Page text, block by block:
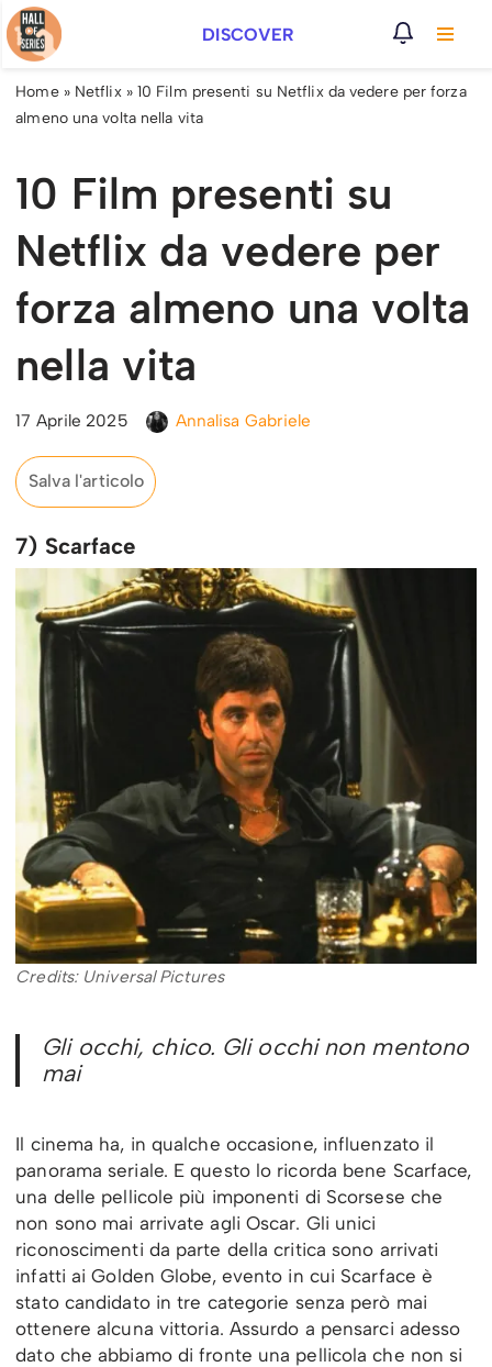
Vai
al
contenuto
DISCOVER
Home» Netflix» 10 Film presenti su Netflix da vedere per forza
almeno una volta nella vita
10 Film presenti su
Netflix da vedere per
forza almeno una volta
nella vita
17 Aprile 2025 Annalisa Gabriele
Salva l'articolo
7) Scarface
Credits: Universal Pictures
Gli occhi, chico. Gli occhi non mentono
mai
Il cinema ha, in qualche occasione, influenzato il
panorama seriale. E questo lo ricorda bene Scarface,
una delle pellicole più imponenti di Scorsese che
non sono mai arrivate agli Oscar. Gli unici
riconoscimenti da parte della critica sono arrivati
infatti ai Golden Globe, evento in cui Scarface è
stato candidato in tre categorie senza però mai
ottenere alcuna vittoria. Assurdo a pensarci adesso
dato che abbiamo di fronte una pellicola che non si